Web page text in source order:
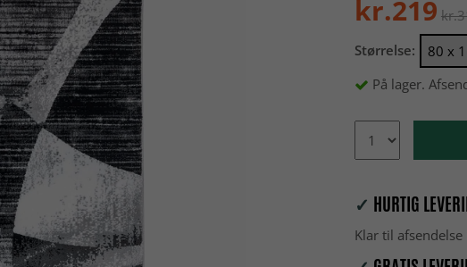
kr.219
Størrelse:
På lager.
✓ HURTIG
Klar til